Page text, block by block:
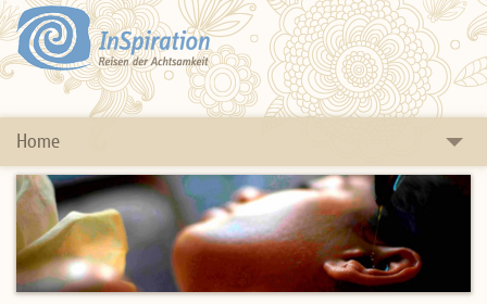
Home
Yogareisen
Ferienwochen
Ayurveda